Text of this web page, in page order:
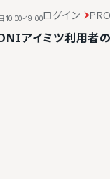
10:00-19:00ログイン
アイミツ利用者